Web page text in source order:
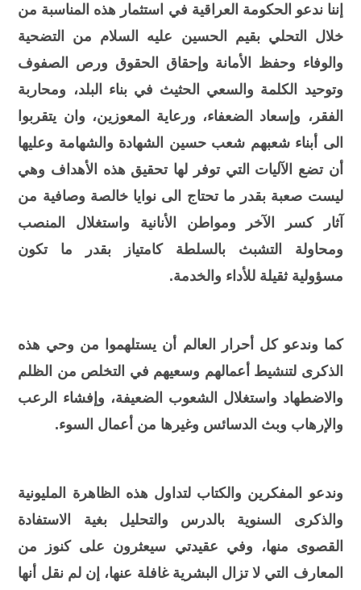
إننا ندعو الحكومة العراقية في استثمار هذه المناسبة من
خلال التحلي بقيم الحسين عليه السلام من التضحية
والوفاء وحفظ الأمانة وإحقاق الحقوق ورص الصفوف
وتوحيد الكلمة والسعي الحثيث في بناء البلد، ومحاربة
الفقر، وإسعاد الضعفاء، ورعاية المعوزين، وان يتقربوا
الى أبناء شعبهم شعب حسين الشهادة والشهامة وعليها
أن تضع الآليات التي توفر لها تحقيق هذه الأهداف وهي
ليست صعبة بقدر ما تحتاج الى نوايا خالصة وصافية من
آثار كسر الآخر ومواطن الأنانية واستغلال المنصب
ومحاولة التشبث بالسلطة كامتياز بقدر ما تكون
مسؤولية ثقيلة للأداء والخدمة.
كما وندعو كل أحرار العالم أن يستلهموا من وحي هذه
الذكرى لتنشيط أعمالهم وسعيهم في التخلص من الظلم
والاضطهاد واستغلال الشعوب الضعيفة، وإفشاء الرعب
والإرهاب وبث الدسائس وغيرها من أعمال السوء.
وندعو المفكرين والكتاب لتداول هذه الظاهرة المليونية
والذكرى السنوية بالدرس والتحليل بغية الاستفادة
القصوى منها، وفي عقيدتي سيعثرون على كنوز من
المعارف التي لا تزال البشرية غافلة عنها، إن لم نقل أنها